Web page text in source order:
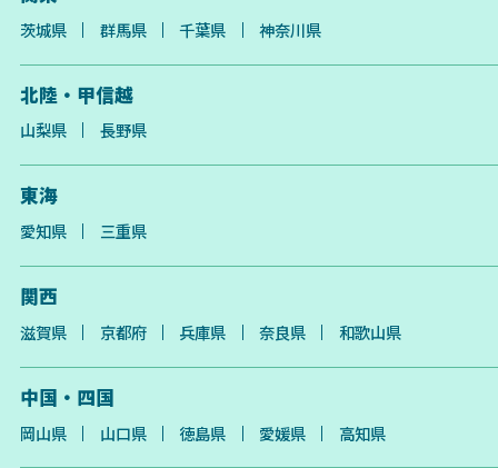
茨城県 群馬県 千葉県 神奈川県
北陸・甲信越
山梨県 長野県
東海
愛知県 三重県
関西
滋賀県 京都府 兵庫県 奈良県 和歌山県
中国・四国
岡山県 山口県 徳島県 愛媛県 高知県